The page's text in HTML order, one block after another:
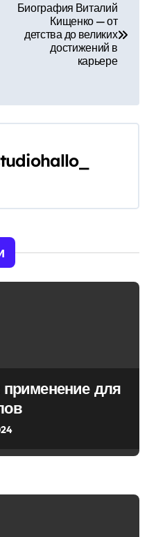
Биография Виталий
Кищенко — от
детства до великих
достижений в
карьере
для